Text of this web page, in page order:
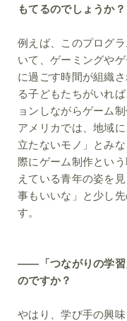
もてるのでしょうか？
例えば、このプログ
いて、ゲーミングや
に過ごす時間が組織
る子どもたちがいれ
ョンしながらゲーム
アメリカでは、地域
立たないモノ」とみ
際にゲーム制作とい
えている青年の姿を
事もいいな」と少し
す。
――「つながりの学習
のですか？
やはり、学び手の興